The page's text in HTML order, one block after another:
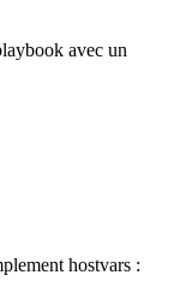
avec un
hostvars :